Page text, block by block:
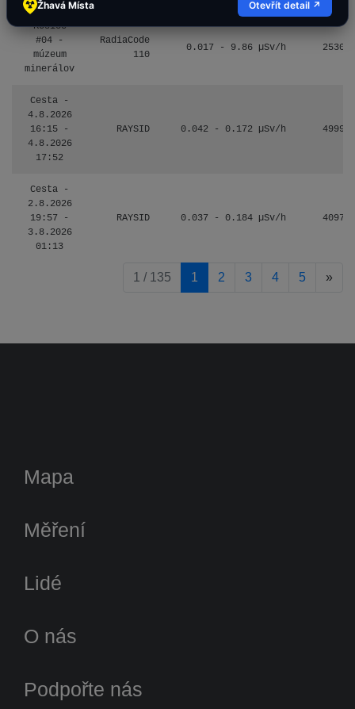
Košice
#04 -
múzeum
minerálov
RadiaCode
110
0.017 - 9.86 µSv/h 2530
Cesta -
4.8.2026
16:15 -
4.8.2026
17:52
RAYSID 0.042 - 0.172 µSv/h 4999
Cesta -
2.8.2026
19:57 -
3.8.2026
01:13
RAYSID 0.037 - 0.184 µSv/h 4097
1 / 135 1 2 3 4 5 »
Žhavá Místa Otevřít detail ↗
Mapa
Měření
Lidé
O nás
Podpořte nás